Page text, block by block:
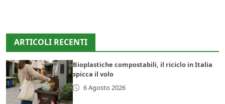
ARTICOLI RECENTI
Bioplastiche compostabili, il riciclo in Italia
spicca il volo
6 Agosto 2026